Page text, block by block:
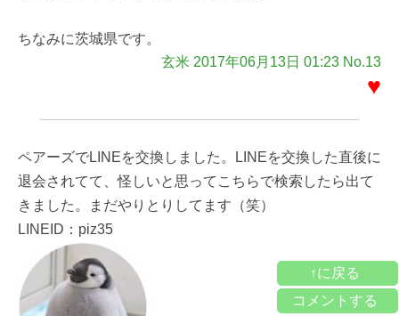
ちなみに茨城県です。
玄米 2017年06月13日 01:23 No.13
♥
ペアーズでLINEを交換しました。LINEを交換した直後に
退会されてて、怪しいと思ってこちらで検索したら出て
きました。まだやりとりしてます（笑）
LINEID：piz35
↑に戻る
コメントする